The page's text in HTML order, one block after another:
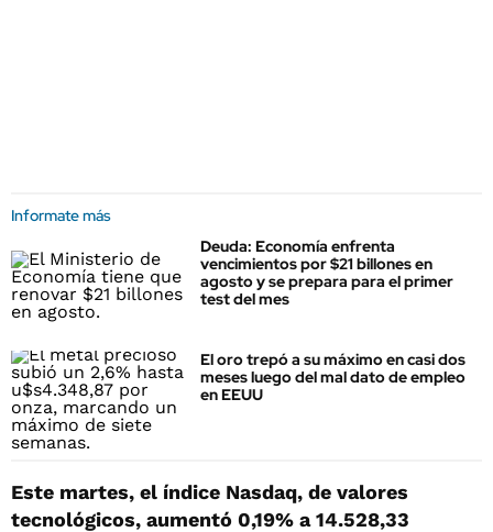
Informate más
Deuda: Economía enfrenta
vencimientos por $21 billones en
agosto y se prepara para el primer
test del mes
El oro trepó a su máximo en casi dos
meses luego del mal dato de empleo
en EEUU
Este martes, el índice Nasdaq, de valores
tecnológicos, aumentó 0,19% a 14.528,33